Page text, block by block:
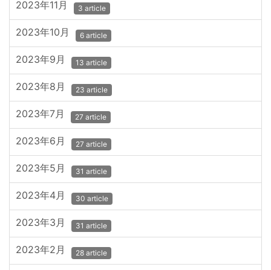
2023年11月 3 article
2023年10月 6 article
2023年9月 13 article
2023年8月 23 article
2023年7月 27 article
2023年6月 27 article
2023年5月 31 article
2023年4月 30 article
2023年3月 31 article
2023年2月 28 article